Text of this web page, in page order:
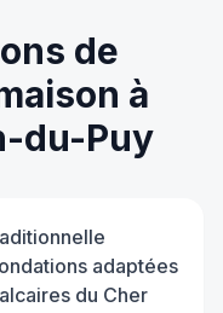
de
à
du-Puy
adaptées
du Cher